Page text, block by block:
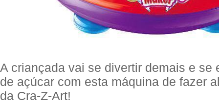
A criançada vai se divertir demais e se
de açúcar com esta máquina de fazer
da Cra-Z-Art!